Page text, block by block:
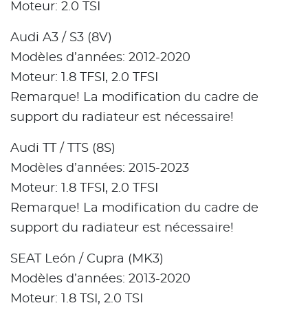
Moteur: 2.0 TSI
Audi A3 / S3 (8V)
Modèles d’années: 2012-2020
Moteur: 1.8 TFSI, 2.0 TFSI
Remarque! La modification du cadre de
support du radiateur est nécessaire!
Audi TT / TTS (8S)
Modèles d’années: 2015-2023
Moteur: 1.8 TFSI, 2.0 TFSI
Remarque! La modification du cadre de
support du radiateur est nécessaire!
SEAT León / Cupra (MK3)
Modèles d’années: 2013-2020
Moteur: 1.8 TSI, 2.0 TSI